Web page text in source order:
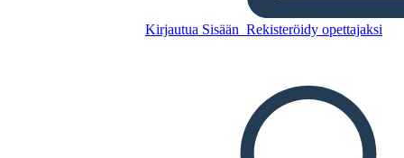
Kirjautua Sisään Rekisteröidy opettajaksi
LUO KUVAKÄSIKIRJOITUS
TOISTA DIAESITYS